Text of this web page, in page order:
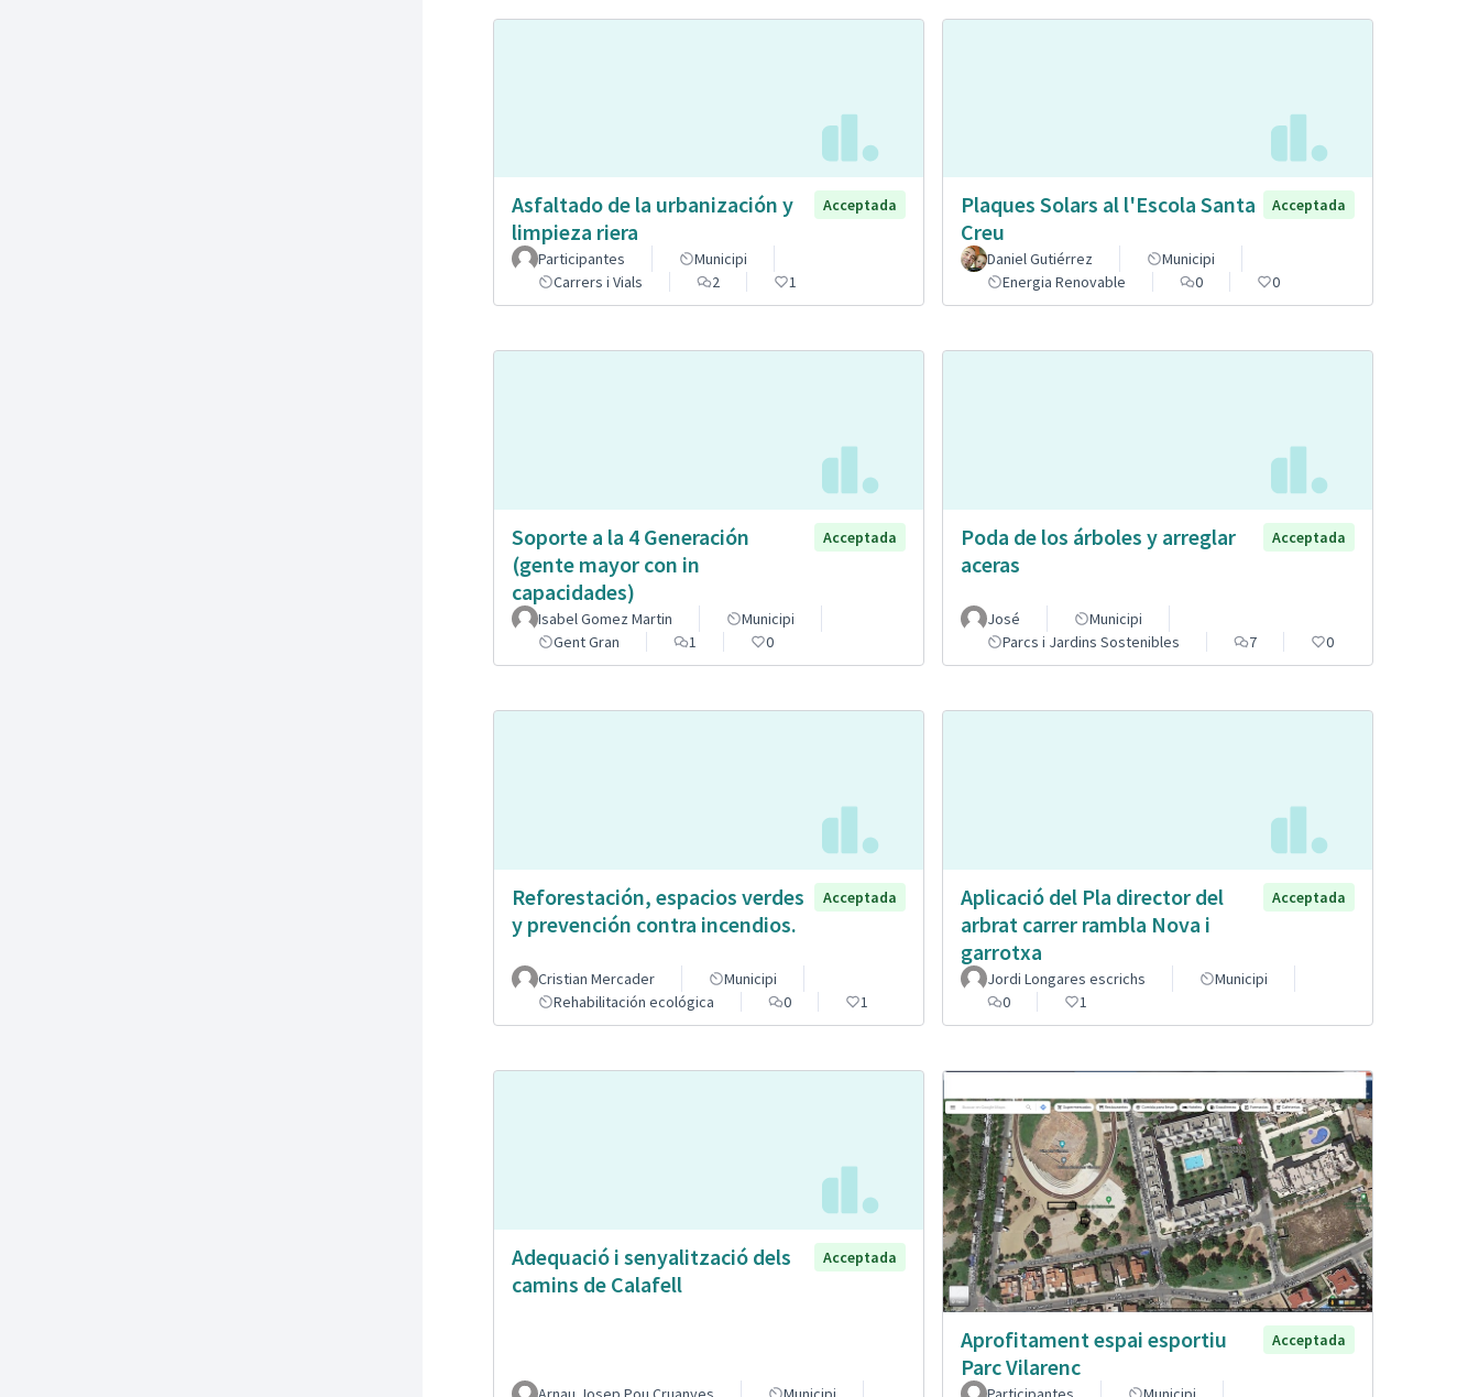
Asfaltado de la urbanización y
limpieza riera
Acceptada
Participantes
Municipi
Carrers i Vials
2 1
Plaques Solars al l'Escola Santa
Creu
Acceptada
Daniel Gutiérrez
Municipi
Energia Renovable
0 0
Soporte a la 4 Generación
(gente mayor con in
capacidades)
Acceptada
Isabel Gomez Martin
Municipi
Gent Gran
1 0
Poda de los árboles y arreglar
aceras
Acceptada
José
Municipi
Parcs i Jardins Sostenibles
7 0
Reforestación, espacios verdes
y prevención contra incendios.
Acceptada
Cristian Mercader
Municipi
Rehabilitación ecológica
0 1
Aplicació del Pla director del
arbrat carrer rambla Nova i
garrotxa
Acceptada
Jordi Longares escrichs
Municipi
0
1
Adequació i senyalització dels
camins de Calafell
Acceptada
Aprofitament espai esportiu
Parc Vilarenc
Acceptada